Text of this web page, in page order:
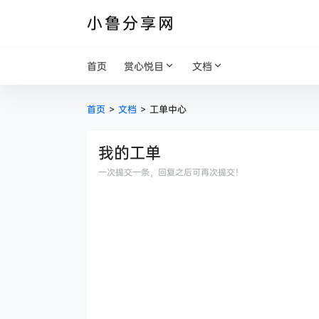
小鲁分享网
首页 赏心悦目 文档
首页 > 文档 > 工单中心
我的工单
一次提交一条，回复之后可再次提交！